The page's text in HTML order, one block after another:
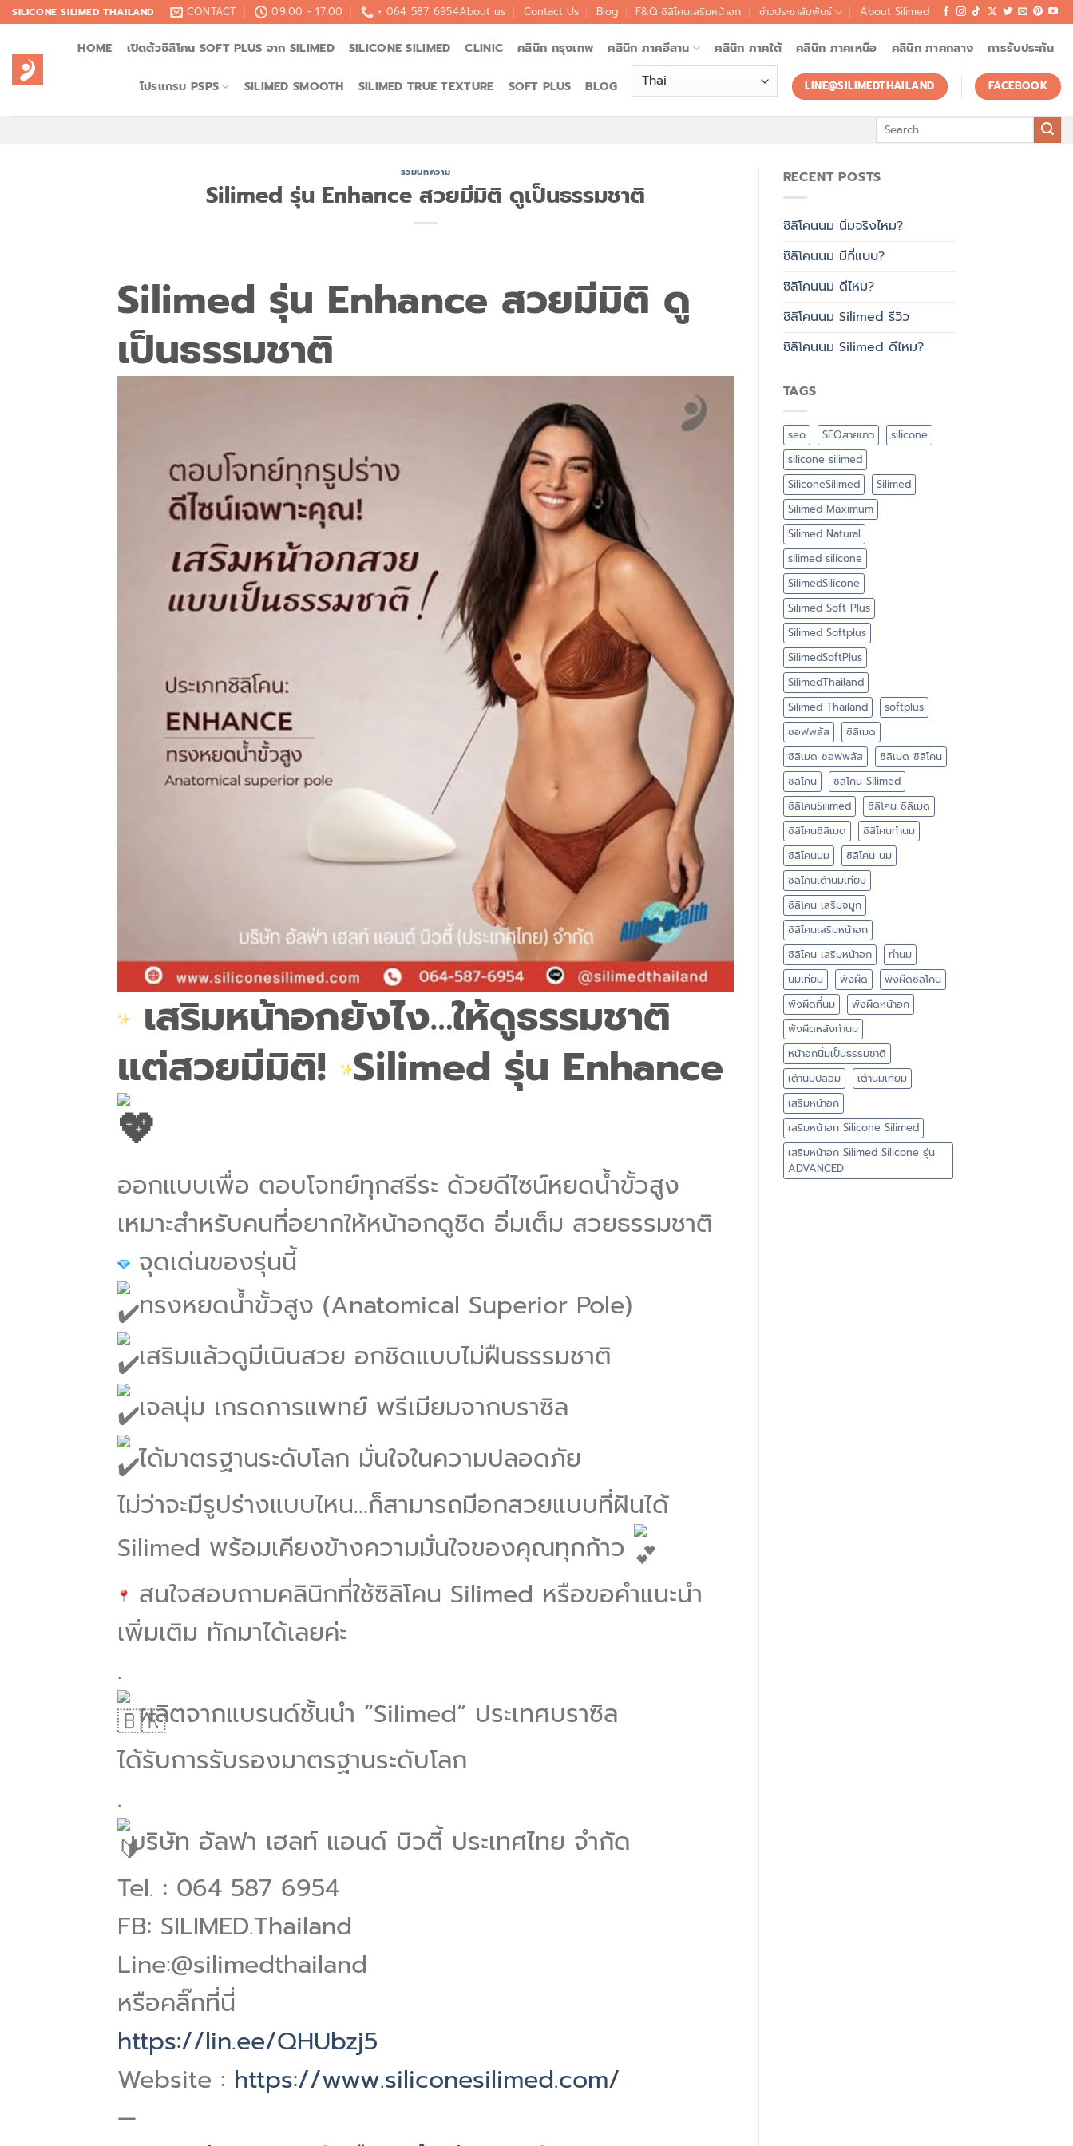
Skip
to
SILICONE SILIMED THAILAND CONTACT 09:00 - 17:00 + 064 587 6954About us Contact Us Blog F&Q ซิลิโคนเสริมหน้าอก ข่าวประชาสัมพันธ์ About Silimed
HOME เปิดตัวซิลิโคน SOFT PLUS จาก SILIMED SILICONE SILIMED CLINIC คลินิก กรุงเทพ คลินิก ภาคอีสาน คลินิก ภาคใต้ คลินิก ภาคเหนือ คลินิก ภาคกลาง การรับประกัน
โปรแกรม PSPS SILIMED SMOOTH SILIMED TRUE TEXTURE SOFT PLUS BLOG LINE@SILIMEDTHAILAND FACEBOOK
Search
for:
รวมบทความ
Silimed รุ่น Enhance สวยมีมิติ ดูเป็นธรรมชาติ
Silimed รุ่น Enhance สวยมีมิติ ดู
เป็นธรรมชาติ
เสริมหน้าอกยังไง…ให้ดูธรรมชาติ
แต่สวยมีมิติ! Silimed รุ่น Enhance
ออกแบบเพื่อ ตอบโจทย์ทุกสรีระ ด้วยดีไซน์หยดน้ำขั้วสูง
เหมาะสำหรับคนที่อยากให้หน้าอกดูชิด อิ่มเต็ม สวยธรรมชาติ
จุดเด่นของรุ่นนี้
ทรงหยดน้ำขั้วสูง (Anatomical Superior Pole)
เสริมแล้วดูมีเนินสวย อกชิดแบบไม่ฝืนธรรมชาติ
เจลนุ่ม เกรดการแพทย์ พรีเมียมจากบราซิล
ได้มาตรฐานระดับโลก มั่นใจในความปลอดภัย
ไม่ว่าจะมีรูปร่างแบบไหน…ก็สามารถมีอกสวยแบบที่ฝันได้
Silimed พร้อมเคียงข้างความมั่นใจของคุณทุกก้าว
สนใจสอบถามคลินิกที่ใช้ซิลิโคน Silimed หรือขอคำแนะนำ
เพิ่มเติม ทักมาได้เลยค่ะ
.
ผลิตจากแบรนด์ชั้นนำ “Silimed” ประเทศบราซิล
ได้รับการรับรองมาตรฐานระดับโลก
.
บริษัท อัลฟา เฮลท์ แอนด์ บิวตี้ ประเทศไทย จำกัด
Tel. : 064 587 6954
FB: SILIMED.Thailand
Line:@silimedthailand
หรือคลิ๊กที่นี่
https://lin.ee/QHUbzj5
Website : https://www.siliconesilimed.com/
—
RECENT POSTS
ซิลิโคนนม นิ่มจริงไหม?
ซิลิโคนนม มีกี่แบบ?
ซิลิโคนนม ดีไหม?
ซิลิโคนนม Silimed รีวิว
ซิลิโคนนม Silimed ดีไหม?
TAGS
seo SEOสายขาว
silicone
silicone silimed
SiliconeSilimed
Silimed
Silimed Maximum
Silimed Natural
silimed silicone
SilimedSilicone
Silimed Soft Plus
Silimed Softplus
SilimedSoftPlus
SilimedThailand
Silimed Thailand
softplus
ซอฟพลัส
ซิลิเมด
ซิลิเมด ซอฟพลัส
ซิลิเมด ซิลิโคน
ซิลิโคน
ซิลิโคน Silimed
ซิลิโคนSilimed
ซิลิโคน ซิลิเมด
ซิลิโคนซิลิเมด
ซิลิโคนทำนม
ซิลิโคนนม
ซิลิโคน นม
ซิลิโคนเต้านมเทียม
ซิลิโคน เสริมจมูก
ซิลิโคนเสริมหน้าอก
ซิลิโคน เสริมหน้าอก
ทำนม
นมเทียม
พังผืด
พังผืดซิลิโคน
พังผืดที่นม
พังผืดหน้าอก
พังผืดหลังทำนม
หน้าอกนิ่มเป็นธรรมชาติ
เต้านมปลอม
เต้านมเทียม
เสริมหน้าอก
เสริมหน้าอก Silicone Silimed
เสริมหน้าอก Silimed Silicone รุ่น
ADVANCED